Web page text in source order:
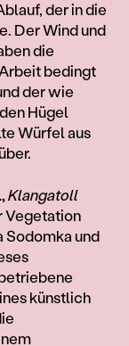
der in die
Der Wind und
die
bedingt
der wie
Hügel
Würfel aus
Klangatoll
Vegetation
Sodomka und
künstlich